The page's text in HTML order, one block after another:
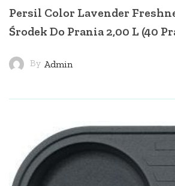
Persil Color Lavender
Środek Do Prania 2,00 L (40
By Admin